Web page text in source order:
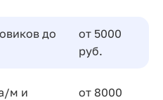
до
от 5000
руб.
м и
от 8000